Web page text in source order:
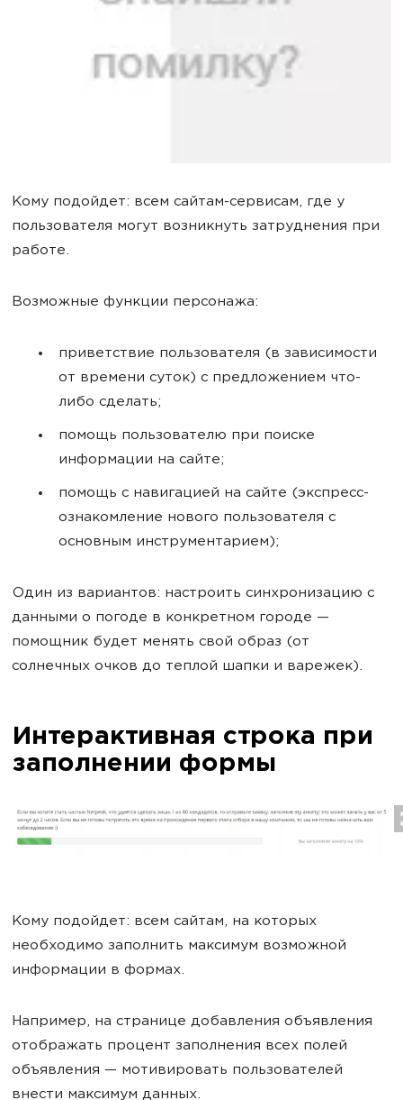
Кому подойдет: всем сайтам-сервисам, где у
пользователя могут возникнуть затруднения при
работе.
Возможные функции персонажа:
приветствие пользователя (в зависимости
от времени суток) с предложением что-
либо сделать;
помощь пользователю при поиске
информации на сайте;
помощь с навигацией на сайте (экспресс-
ознакомление нового пользователя с
основным инструментарием);
Один из вариантов: настроить синхронизацию с
данными о погоде в конкретном городе —
помощник будет менять свой образ (от
солнечных очков до теплой шапки и варежек).
Интерактивная строка при
заполнении формы
Кому подойдет: всем сайтам, на которых
необходимо заполнить максимум возможной
информации в формах.
Например, на странице добавления объявления
отображать процент заполнения всех полей
объявления — мотивировать пользователей
внести максимум данных.